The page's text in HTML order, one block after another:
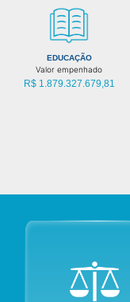
EDUCAÇÃO
Valor empenhado
R$ 1.879.327.679,81
Gestão Fiscal - LRF